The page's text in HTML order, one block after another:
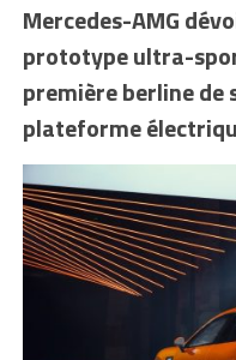
Mercedes-AMG
prototype ultra-
première berline de
plateforme